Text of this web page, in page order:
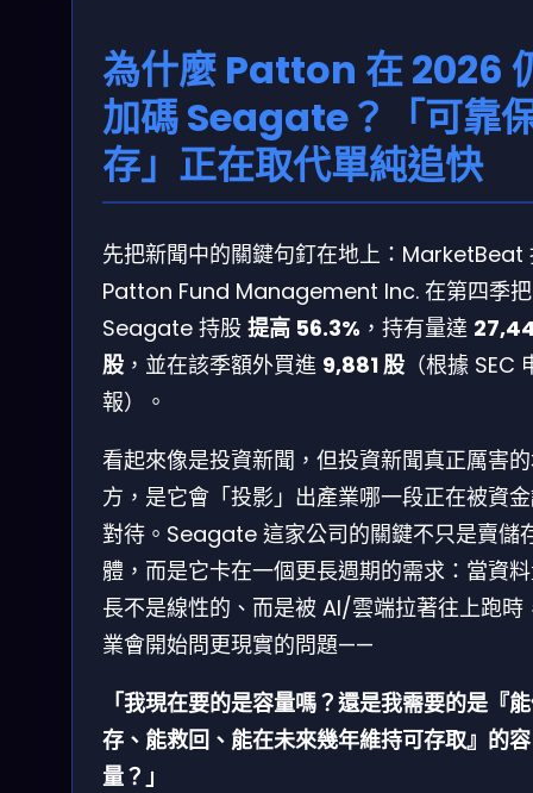
為什麼 Patton 在 2026
加碼 Seagate？「可靠
存」正在取代單純追快
先把新聞中的關鍵句釘在地上：MarketBeat
Patton Fund Management Inc. 在第四季把
Seagate 持股 提高 56.3% ，持有量達
股 ，並在該季額外買進 9,881 股 （根據 SEC
報）。
看起來像是投資新聞，但投資新聞真正厲害
方，是它會「投影」出產業哪一段正在被資
對待。Seagate 這家公司的關鍵不只是賣儲
體，而是它卡在一個更長週期的需求：當資
長不是線性的、而是被 AI/雲端拉著往上跑時
業會開始問更現實的問題——
「我現在要的是容量嗎？還是我需要的是『
存、能救回、能在未來幾年維持可存取』的容
量？」